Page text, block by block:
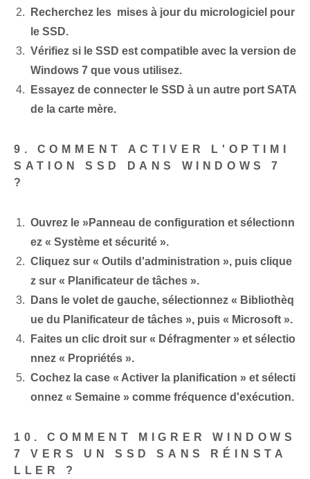
Recherchez les ⁤ mises à jour⁢ du micrologiciel pour
le SSD.
Vérifiez si le SSD est compatible avec la version de
Windows 7 que vous utilisez.
Essayez de connecter le SSD à un autre port SATA
de la carte mère.
9. COMMENT ACTIVER L'OPTIMI
SATION SSD DANS WINDOWS 7
?
Ouvrez le ‌»Panneau de configuration‌‌ et sélectionn
ez « Système et sécurité ».
Cliquez sur « Outils d'administration », puis clique
z sur « Planificateur de tâches ».
Dans le volet de gauche, sélectionnez « Bibliothèq
ue du Planificateur de tâches », puis « Microsoft ».
Faites un clic droit sur « Défragmenter » et sélectio
nnez « Propriétés ».
Cochez la case « Activer la planification » et sélecti
onnez « Semaine » comme fréquence d'exécution.
10. COMMENT MIGRER WINDOWS
7 ​VERS UN ‌SSD SANS RÉINSTA
LLER ?